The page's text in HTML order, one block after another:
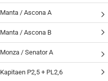
Manta / Ascona A
Manta / Ascona B
Monza / Senator A
Kapitaen P2,5 + PL2,6